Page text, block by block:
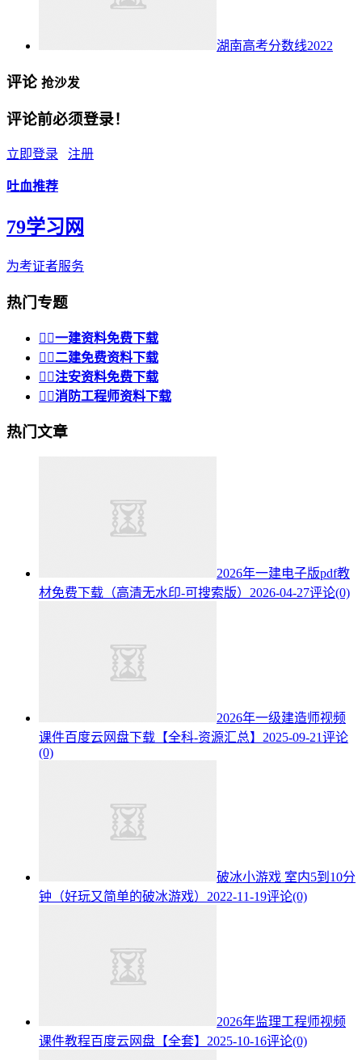
湖南高考分数线2022
评论 抢沙发
评论前必须登录！
立即登录 注册
吐血推荐
79学习网
为考证者服务
热门专题
 一建资料免费下载
 二建免费资料下载
 注安资料免费下载
 消防工程师资料下载
热门文章
2026年一建电子版pdf教
材免费下载（高清无水印-可搜索版） 2026-04-27评论(0)
2026年一级建造师视频
课件百度云网盘下载【全科-资源汇总】 2025-09-21评论
(0)
破冰小游戏 室内5到10分
钟（好玩又简单的破冰游戏） 2022-11-19评论(0)
2026年监理工程师视频
课件教程百度云网盘【全套】 2025-10-16评论(0)